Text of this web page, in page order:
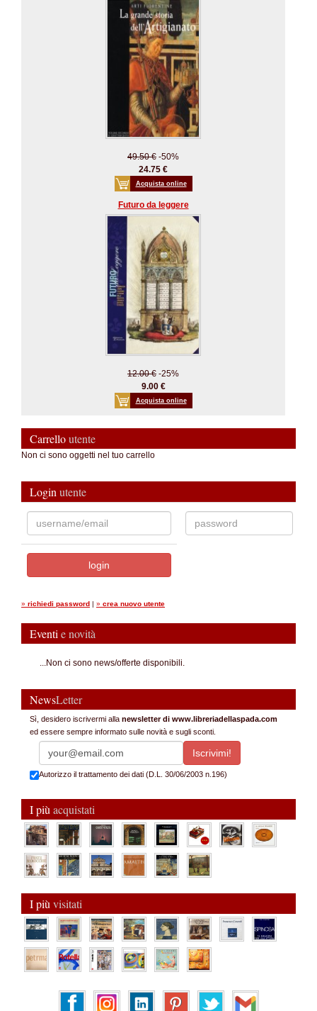
49.50 € -50%
24.75 €
Acquista online
Futuro da leggere
12.00 € -25%
9.00 €
Acquista online
Carrelloutente
Non ci sono oggetti nel tuo carrello
Login utente
» richiedi password | » crea nuovo utente
Eventi e novità
...Non ci sono news/offerte disponibili.
NewsLetter
Sì, desidero iscrivermi alla newsletter di www.libreriadellaspada.com
ed essere sempre informato sulle novità e sugli sconti.
Autorizzo il trattamento dei dati (D.L. 30/06/2003 n.196)
I più acquistati
I più visitati